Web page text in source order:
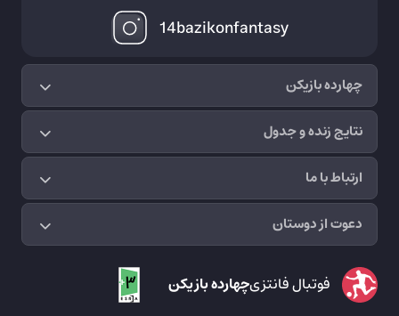
چهارده بازیکن
نتایج زنده و جدول
ارتباط با ما
دعوت از دوستان
14bazikonfantasy
فوتبال فانتزیچهارده بازیکن